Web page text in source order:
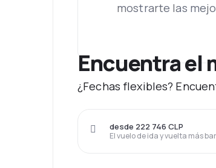
mostrarte las
Encuentra el
¿Fechas flexibles?
El vuelo de ida y vuelta más
desde 222 746 CLP